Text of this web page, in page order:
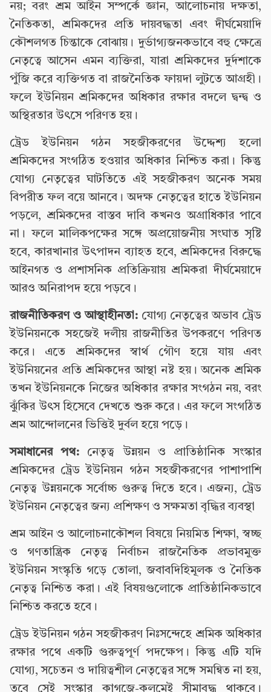
নয়; বরং শ্রম আইন সম্পর্কে জ্ঞান, আলোচনায় দক্ষতা,
নৈতিকতা, শ্রমিকদের প্রতি দায়বদ্ধতা এবং দীর্ঘমেয়াদি
কৌশলগত চিন্তাকে বোঝায়। দুর্ভাগ্যজনকভাবে বহু ক্ষেত্রে
নেতৃত্বে আসেন এমন ব্যক্তিরা, যারা শ্রমিকদের দুর্দশাকে
পুঁজি করে ব্যক্তিগত বা রাজনৈতিক ফায়দা লুটতে আগ্রহী।
ফলে ইউনিয়ন শ্রমিকদের অধিকার রক্ষার বদলে দ্বন্দ্ব ও
অস্থিরতার উৎসে পরিণত হয়।
ট্রেড ইউনিয়ন গঠন সহজীকরণের উদ্দেশ্য হলো
শ্রমিকদের সংগঠিত হওয়ার অধিকার নিশ্চিত করা। কিন্তু
যোগ্য নেতৃত্বের ঘাটতিতে এই সহজীকরণ অনেক সময়
বিপরীত ফল বয়ে আনবে। অদক্ষ নেতৃত্বের হাতে ইউনিয়ন
পড়লে, শ্রমিকদের বাস্তব দাবি কখনও অগ্রাধিকার পাবে
না। ফলে মালিকপক্ষের সঙ্গে অপ্রয়োজনীয় সংঘাত সৃষ্টি
হবে, কারখানার উৎপাদন ব্যাহত হবে, শ্রমিকদের বিরুদ্ধে
আইনগত ও প্রশাসনিক প্রতিক্রিয়ায় শ্রমিকরা দীর্ঘমেয়াদে
আরও অনিরাপদ হয়ে পড়বে।
রাজনীতিকরণ ও আস্থাহীনতা: যোগ্য নেতৃত্বের অভাব ট্রেড
ইউনিয়নকে সহজেই দলীয় রাজনীতির উপকরণে পরিণত
করে। এতে শ্রমিকদের স্বার্থ গৌণ হয়ে যায় এবং
ইউনিয়নের প্রতি শ্রমিকদের আস্থা নষ্ট হয়। অনেক শ্রমিক
তখন ইউনিয়নকে নিজের অধিকার রক্ষার সংগঠন নয়, বরং
ঝুঁকির উৎস হিসেবে দেখতে শুরু করে। এর ফলে সংগঠিত
শ্রম আন্দোলনের ভিত্তিই দুর্বল হয়ে পড়ে।
সমাধানের পথ: নেতৃত্ব উন্নয়ন ও প্রাতিষ্ঠানিক সংস্কার
শ্রমিকদের ট্রেড ইউনিয়ন গঠন সহজীকরণের পাশাপাশি
নেতৃত্ব উন্নয়নকে সর্বোচ্চ গুরুত্ব দিতে হবে। এজন্য, ট্রেড
ইউনিয়ন নেতৃত্বের জন্য প্রশিক্ষণ ও সক্ষমতা বৃদ্ধির ব্যবস্থা
শ্রম আইন ও আলোচনাকৌশল বিষয়ে নিয়মিত শিক্ষা, স্বচ্ছ
ও গণতান্ত্রিক নেতৃত্ব নির্বাচন রাজনৈতিক প্রভাবমুক্ত
ইউনিয়ন সংস্কৃতি গড়ে তোলা, জবাবদিহিমূলক ও নৈতিক
নেতৃত্ব নিশ্চিত করা। এই বিষয়গুলোকে প্রাতিষ্ঠানিকভাবে
নিশ্চিত করতে হবে।
ট্রেড ইউনিয়ন গঠন সহজীকরণ নিঃসন্দেহে শ্রমিক অধিকার
রক্ষার পথে একটি গুরুত্বপূর্ণ পদক্ষেপ। কিন্তু এটি যদি
যোগ্য, সচেতন ও দায়িত্বশীল নেতৃত্বের সঙ্গে সমন্বিত না হয়,
তবে সেই সংস্কার কাগজে-কলমেই সীমাবদ্ধ থাকবে।